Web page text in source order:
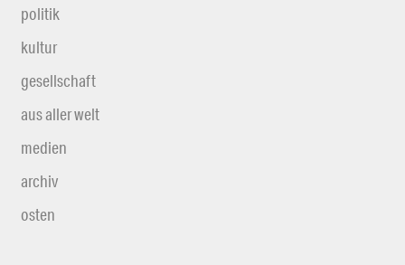
politik
kultur
gesellschaft
aus aller welt
medien
archiv
osten